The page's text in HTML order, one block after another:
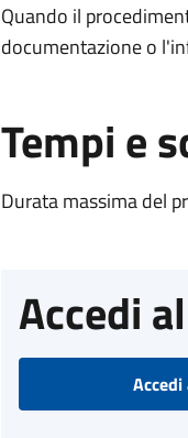
Quando il
documentazione o
Tempi e
Durata massima del
Accedi